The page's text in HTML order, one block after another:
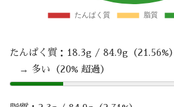
たんぱく質：18.3g / 84.9g（21.56%）
→ 多い（20% 超過）